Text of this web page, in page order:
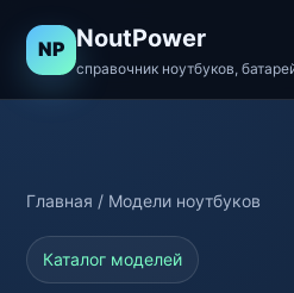
NP NoutPower
справочник ноутбуков,
Главная / Модели ноутбуков
Каталог моделей